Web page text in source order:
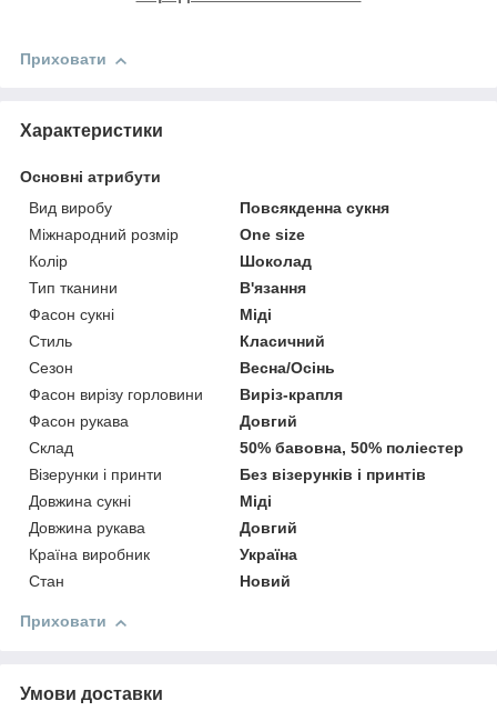
Приховати
Характеристики
Основні атрибути
Вид виробу
Повсякденна сукня
Міжнародний розмір
One size
Колір
Шоколад
Тип тканини
В'язання
Фасон сукні
Міді
Стиль
Класичний
Сезон
Весна/Осінь
Фасон вирізу горловини
Виріз-крапля
Фасон рукава
Довгий
Склад
50% бавовна, 50% поліестер
Візерунки і принти
Без візерунків і принтів
Довжина сукні
Міді
Довжина рукава
Довгий
Країна виробник
Україна
Стан
Новий
Приховати
Умови доставки